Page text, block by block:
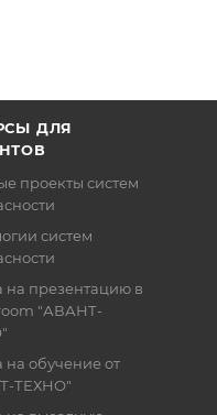
ДЛЯ
проекты систем
систем
на презентацию в
"АВАНТ-
на обучение от
ТЕХНО"